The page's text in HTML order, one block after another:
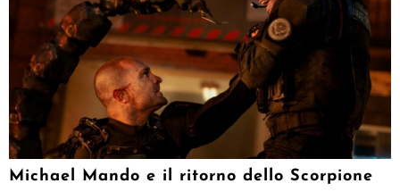
Michael Mando e il ritorno dello Scorpione